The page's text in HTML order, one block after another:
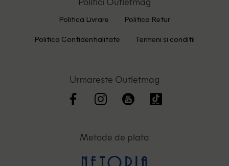
Politica Livrare Politica Retur
Politica Confidentialitate Termeni si conditii
Urmareste Outletmag
Metode de plata